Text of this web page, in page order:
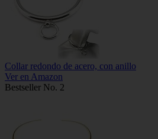
Collar redondo de acero, con anillo
Ver en Amazon
Bestseller No. 2